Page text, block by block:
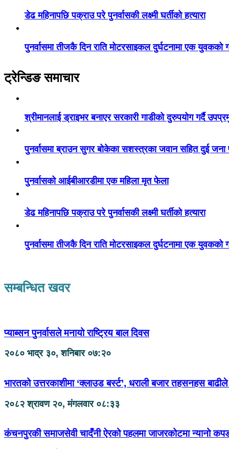
डेढ महिनापछि पक्राउ परे पुनर्वासकी लक्ष्मी घर्तीको हत्यारा
पुनर्वासमा तीजकै दिन राति मोटरसाइकल दुर्घटनामा एक युवकको
ट्रेन्डिङ समाचार
श्रीमानलाई ड्राइभर बनाएर सरकारी गाडीको दुरुपयोग गर्दै
पुनर्वासमा ब्राउन सुगर बोकेका सशस्त्रका जवान सहित दुई जना
पुनर्वासको आईबीआरडीमा एक महिला मृत फेला
डेढ महिनापछि पक्राउ परे पुनर्वासकी लक्ष्मी घर्तीको हत्यारा
पुनर्वासमा तीजकै दिन राति मोटरसाइकल दुर्घटनामा एक युवकको
सम्बन्धित खवर
प्याब्सन पुनर्वासले मनायो राष्ट्रिय बाल दिवस
२०८० भाद्र ३०, शनिबार ०७:२०
भारतको उत्तरकाशीमा ‘क्लाउड बर्स्ट’, धराली बजार तहसनहस बाढीले
२०८२ श्रावण २०, मंगलवार ०८:३३
कंचनपुरकी समाजसेवी चादँनी ऐरको पहलमा जाजरकोटमा न्यानो